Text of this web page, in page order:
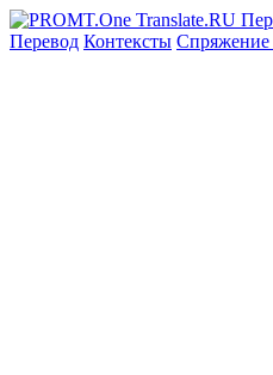
Перевод Контексты Спряжение